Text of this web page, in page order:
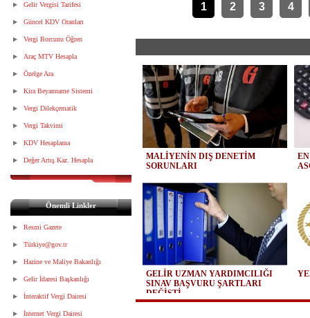
Gelir Vergisi Tarifesi
Güncel KDV Oranları
Vergi Borcunu Öğren
Araç MTV Hesapla
Özelge Ara
Kira Beyanname Sistemi
Vergi Dilekçematik
Vergi Takvimi
KDV Hesaplama
Değer Artış Kaz. Hesapla
Önemli Linkler
Resmi Gazete
Türkiye@gov.tr
Hazine ve Maliye Bakanlığı
Gelir İdaresi Başkanlığı
İnteraktif Vergi Dairesi
İnternet Vergi Dairesi
1 2 3 4
MALİYENİN DIŞ DENETİM
SORUNLARI
GELİR UZMAN YARDIMCILIĞI
SINAV BAŞVURU ŞARTLARI
DEĞİŞTİ